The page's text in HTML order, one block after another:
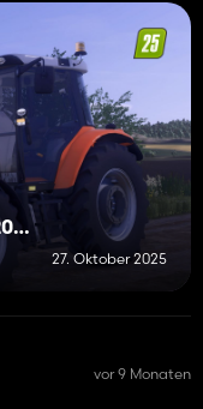
Massey Ferguson 5400 Series (2013-2017)
27. Oktober 2025
vor 9 Monaten